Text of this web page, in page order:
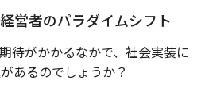
営者のパラダイムシフト
期待がかかるなかで、社会実装に
あるのでしょうか？